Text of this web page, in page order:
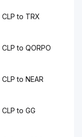
CLP to TRX
CLP to QORPO
CLP to NEAR
CLP to GG